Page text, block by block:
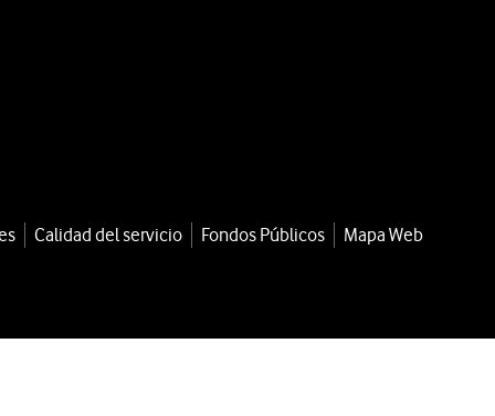
Calidad del servicio Fondos Públicos Mapa Web